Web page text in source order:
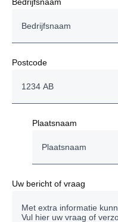
Postcode
Plaatsnaam
Uw bericht of vraag